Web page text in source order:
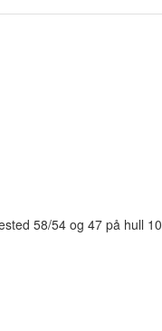
58/54 og 47 på hull 10